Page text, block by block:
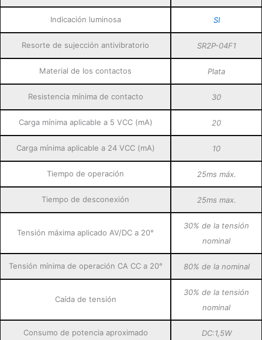
Indicación luminosa SI
Resorte de sujección antivibratorio SR2P-04F1
Material de los contactos Plata
Resistencia mínima de contacto 30
Carga mínima aplicable a 5 VCC (mA) 20
Carga mínima aplicable a 24 VCC (mA) 10
Tiempo de operación 25ms máx.
Tiempo de desconexión 25ms max.
Tensión máxima aplicado AV/DC a 20°
30% de la tensión
nominal
Tensión mínima de operación CA CC a 20° 80% de la nominal
Caída de tensión
30% de la tensión
nominal
Consumo de potencia aproximado DC:1,5W